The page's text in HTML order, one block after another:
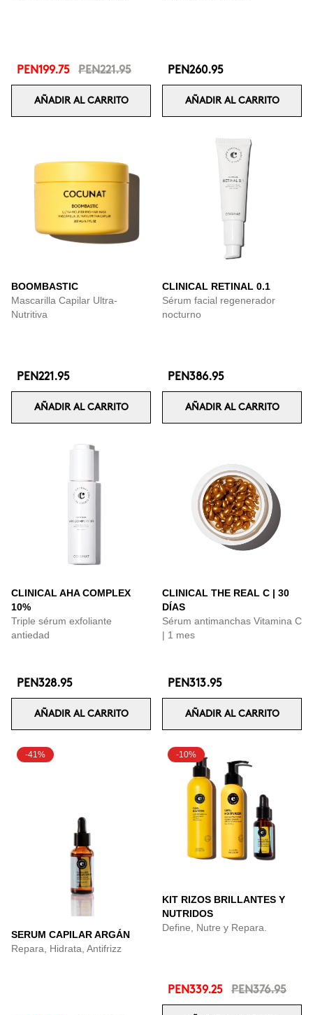
PEN199.75 PEN221.95
AÑADIR AL CARRITO
PEN260.95
AÑADIR AL CARRITO
BOOMBASTIC
Mascarilla Capilar Ultra-
Nutritiva
PEN221.95
AÑADIR AL CARRITO
CLINICAL RETINAL 0.1
Sérum facial regenerador
nocturno
PEN386.95
AÑADIR AL CARRITO
CLINICAL AHA COMPLEX
10%
Triple sérum exfoliante
antiedad
PEN328.95
AÑADIR AL CARRITO
CLINICAL THE REAL C | 30
DÍAS
Sérum antimanchas Vitamina C
| 1 mes
PEN313.95
AÑADIR AL CARRITO
-41%
SERUM CAPILAR ARGÁN
Repara, Hidrata, Antifrizz
-10%
KIT RIZOS BRILLANTES Y
NUTRIDOS
Define, Nutre y Repara.
PEN339.25 PEN376.95